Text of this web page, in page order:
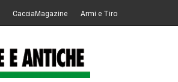
CacciaMagazine Armi e Tiro